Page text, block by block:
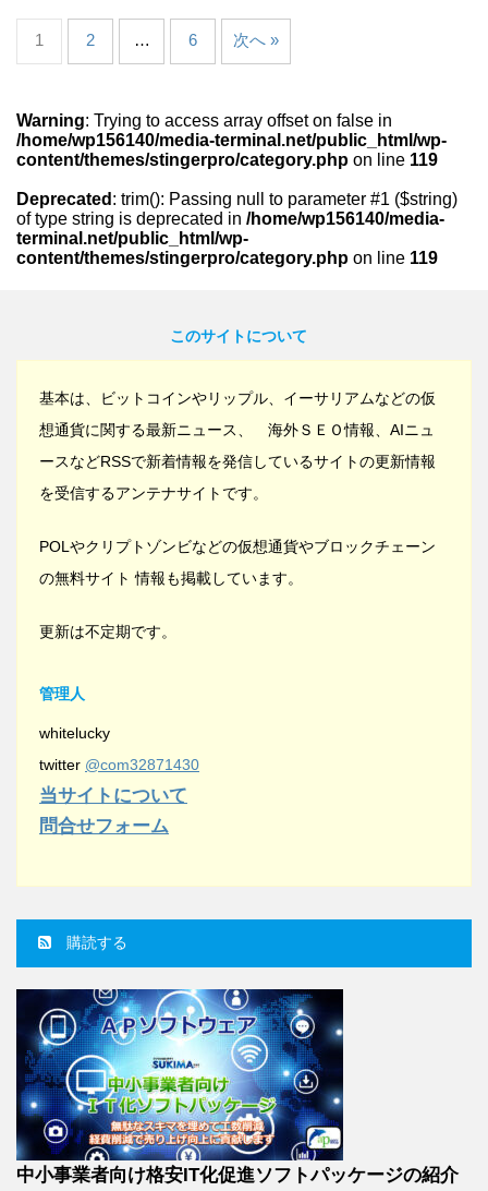
1 2 … 6 次へ »
Warning: Trying to access array offset on false in
/home/wp156140/media-terminal.net/public_html/wp-
content/themes/stingerpro/category.php on line 119
Deprecated : trim(): Passing null to parameter #1 ($string)
of type string is deprecated in /home/wp156140/media-
terminal.net/public_html/wp-
content/themes/stingerpro/category.php on line 119
このサイトについて
基本は、ビットコインやリップル、イーサリアムなどの仮
想通貨に関する最新ニュース、 海外ＳＥＯ情報、AIニュ
ースなどRSSで新着情報を発信しているサイトの更新情報
を受信するアンテナサイトです。
POLやクリプトゾンビなどの仮想通貨やブロックチェーン
の無料サイト 情報も掲載しています。
更新は不定期です。
管理人
whitelucky
twitter @com32871430
当サイトについて
問合せフォーム
購読する
中小事業者向け格安IT化促進ソフトパッケージの紹介